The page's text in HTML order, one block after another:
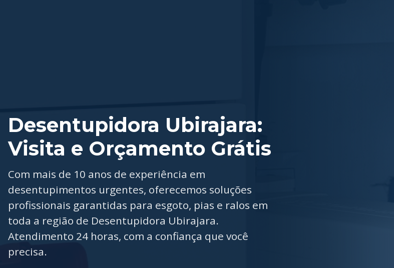
Desentupidora Ubirajara:
Visita e Orçamento Grátis
Com mais de 10 anos de experiência em
desentupimentos urgentes, oferecemos soluções
profissionais garantidas para esgoto, pias e ralos em
toda a região de Desentupidora Ubirajara.
Atendimento 24 horas, com a confiança que você
precisa.